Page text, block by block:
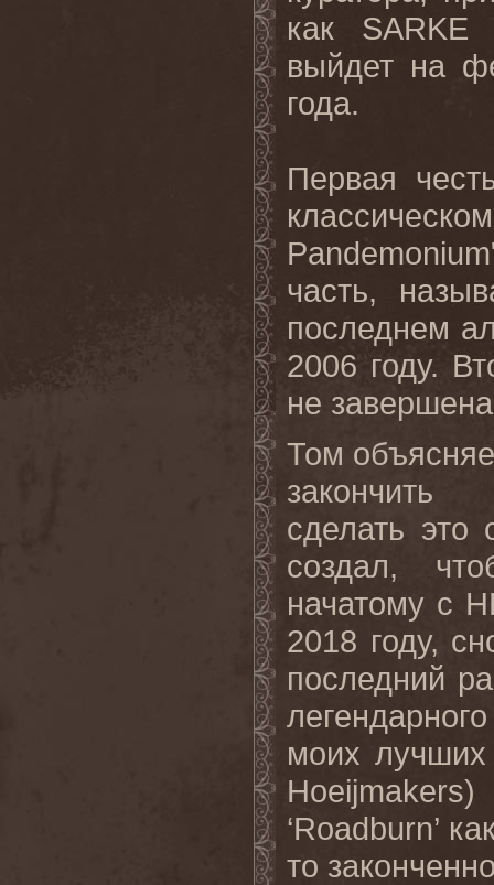
как SARKE
выйдет на
года.
Первая
Pandemonium
часть,
последнем
2006 году.
не
Том
закончить
сделать
создал,
начатому с
2018 году,
последний
моих
Hoeijmakers)
‘Roadburn’
то